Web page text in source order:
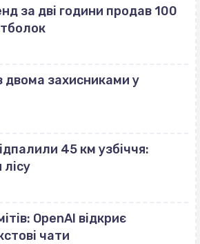
за дві години продав 100
двома захисниками у
45 км узбіччя:
лісу
OpenAI відкриє
чати